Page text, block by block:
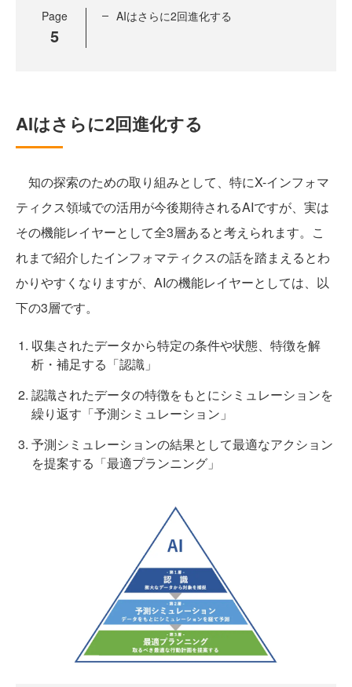
Page
5
AIはさらに2回進化する
AIはさらに2回進化する
知の探索のための取り組みとして、特にX-インフォマ
ティクス領域での活用が今後期待されるAIですが、実は
その機能レイヤーとして全3層あると考えられます。こ
れまで紹介したインフォマティクスの話を踏まえるとわ
かりやすくなりますが、AIの機能レイヤーとしては、以
下の3層です。
収集されたデータから特定の条件や状態、特徴を解
析・補足する「認識」
認識されたデータの特徴をもとにシミュレーションを
繰り返す「予測シミュレーション」
予測シミュレーションの結果として最適なアクション
を提案する「最適プランニング」